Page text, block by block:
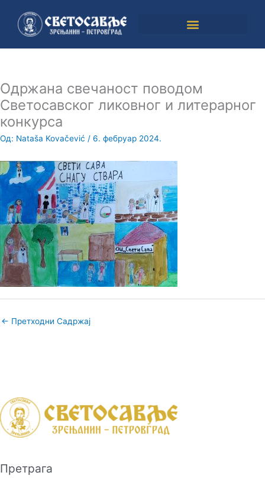
садржај
Одржана свечаност поводом
Светосавског ликовног и литерарног
конкурса
Од: Nataša Kovačević / 6. фебруар 2024.
← Претходни Садржај
Претрага